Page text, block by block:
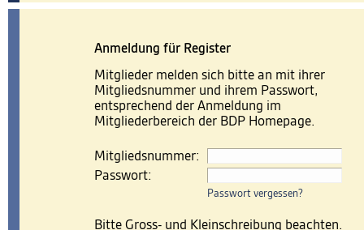
Anmeldung für Register
Mitglieder melden sich bitte an mit ihrer
Mitgliedsnummer und ihrem Passwort,
entsprechend der Anmeldung im
Mitgliederbereich der BDP Homepage.
Mitgliedsnummer:
Passwort:
Passwort vergessen?
Bitte Gross- und Kleinschreibung beachten.